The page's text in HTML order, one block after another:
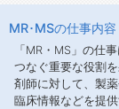
MR･MSの仕事内容
「MR・MS」の仕
つなぐ重要な役割
剤師に対して、製
臨床情報などを提